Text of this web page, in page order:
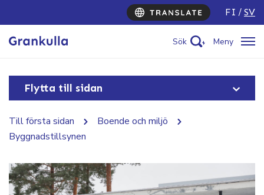
FI SV
Sök Meny
Flytta till sidan
Till första sidan
Boende och miljö
Byggnadstillsynen